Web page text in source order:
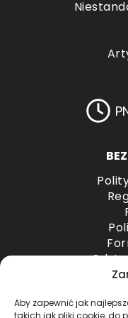
Aby zapewnić jak
takich jak pliki cookie, do
Odstąpienie od